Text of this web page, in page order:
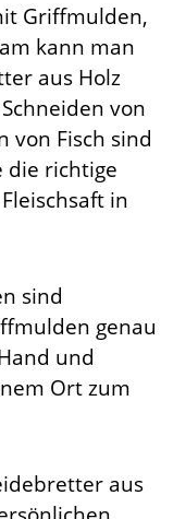
Griffmulden,
kann man
aus Holz
von
von Fisch sind
die richtige
in
sind
genau
und
Ort zum
aus